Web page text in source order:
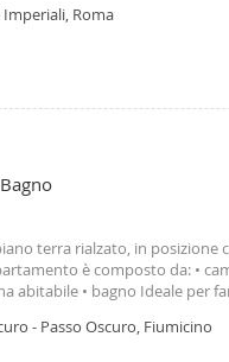
palazzo storico risalente al
doppia
dal primo maggio e viene
completamente arredato.
godendo della sua storia e
vivere in uno dei quartieri
Roma
terra rialzato, in posizione
è composto da: •
abitabile • bagno Ideale per
500- Passo Oscuro, Fiumicino